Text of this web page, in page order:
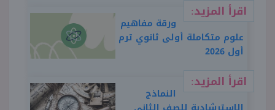
اقرأ المزيد:
ورقة مفاهيم
علوم متكاملة أولى ثانوي ترم
أول 2026
اقرأ المزيد:
النماذج